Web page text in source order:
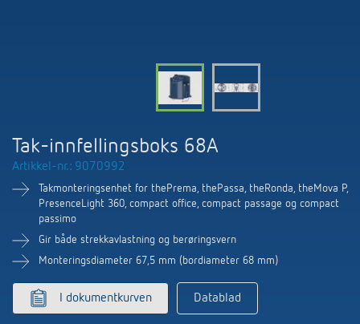
Historie
Salg verden over
Tak-innfellingsboks 68A
Artikkel-nr.: 9070992
Takmonteringsenhet for thePrema, thePassa, theRonda, theMova P,
PresenceLight 360, compact office, compact passage og compact
passimo
Gir både strekkavlastning og berøringsvern
Monteringsdiameter 67,5 mm (bordiameter 68 mm)
I dokumentkurven Datablad